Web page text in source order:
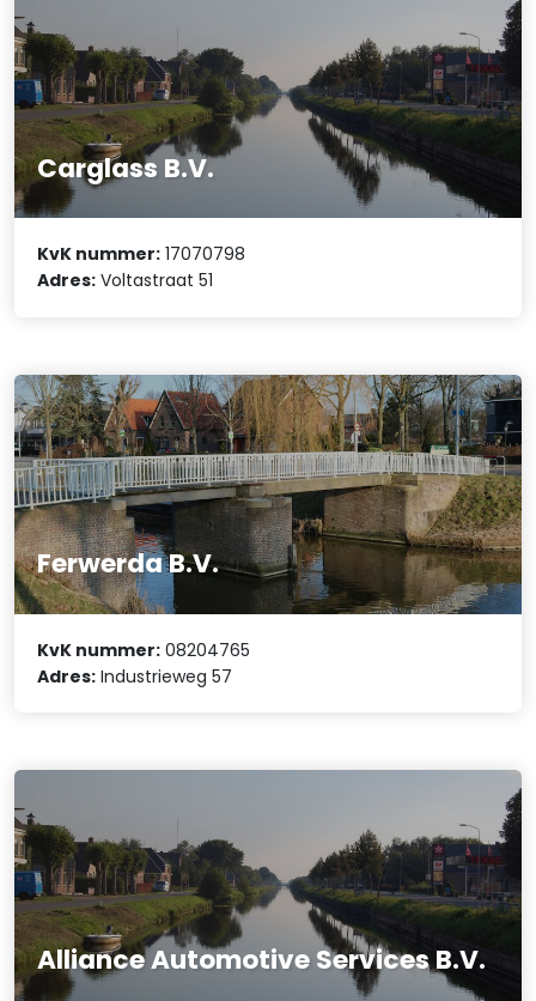
Carglass B.V.
KvK nummer: 17070798
Adres: Voltastraat 51
Ferwerda B.V.
KvK nummer: 08204765
Adres: Industrieweg 57
Alliance Automotive Services B.V.